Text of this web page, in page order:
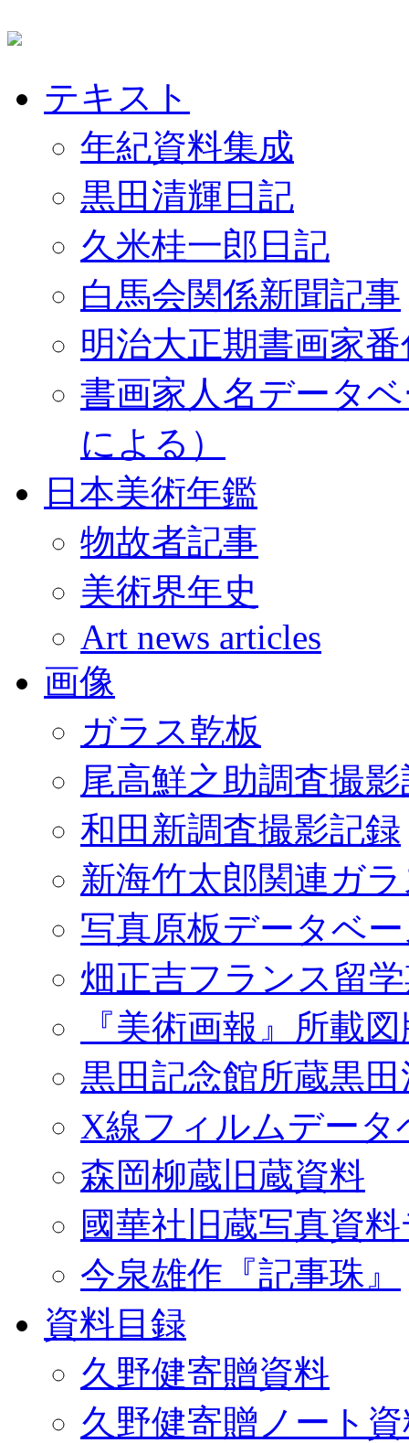
テキスト
年紀資料集成
黒田清輝日記
久米桂一郎日記
白馬会関係新聞記事
明治大正期書画家
書画家人名データ
による）
日本美術年鑑
物故者記事
美術界年史
Art news articles
画像
ガラス乾板
尾高鮮之助調査撮
和田新調査撮影記録
新海竹太郎関連ガ
写真原板データベ
畑正吉フランス留
『美術画報』所載
黒田記念館所蔵黒
X線フィルムデータ
森岡柳蔵旧蔵資料
國華社旧蔵写真資
今泉雄作『記事珠』
資料目録
久野健寄贈資料
久野健寄贈ノート